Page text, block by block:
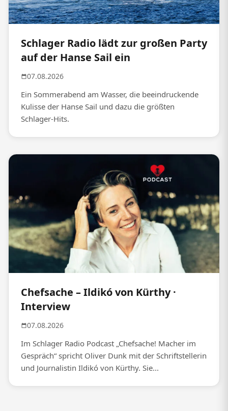
Schlager Radio lädt zur großen Party
auf der Hanse Sail ein
07.08.2026
Ein Sommerabend am Wasser, die beeindruckende
Kulisse der Hanse Sail und dazu die größten
Schlager-Hits.
Chefsache – Ildikó von Kürthy ·
Interview
07.08.2026
Im Schlager Radio Podcast „Chefsache! Macher im
Gespräch“ spricht Oliver Dunk mit der Schriftstellerin
und Journalistin Ildikó von Kürthy. Sie...